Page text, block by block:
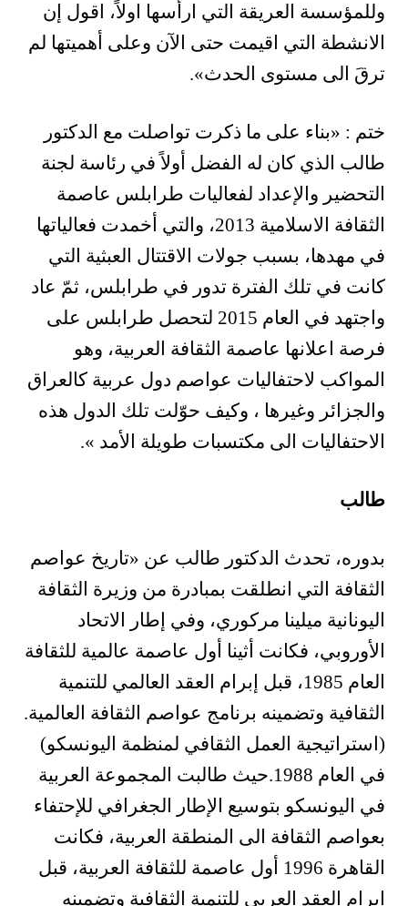
وللمؤسسة العريقة التي ارأسها اولاً، اقول إن
الانشطة التي اقيمت حتى الآن وعلى أهميتها لم
ترقَ الى مستوى الحدث».
ختم : «بناء على ما ذكرت تواصلت مع الدكتور
طالب الذي كان له الفضل أولاً في رئاسة لجنة
التحضير والإعداد لفعاليات طرابلس عاصمة
الثقافة الاسلامية 2013، والتي أخمدت فعالياتها
في مهدها، بسبب جولات الاقتتال العبثية التي
كانت في تلك الفترة تدور في طرابلس، ثمّ عاد
واجتهد في العام 2015 لتحصل طرابلس على
فرصة اعلانها عاصمة الثقافة العربية، وهو
المواكب لاحتفاليات عواصم دول عربية كالعراق
والجزائر وغيرها ، وكيف حوّلت تلك الدول هذه
الاحتفاليات الى مكتسبات طويلة الأمد ».
طالب
بدوره، تحدث الدكتور طالب عن «تاريخ عواصم
الثقافة التي انطلقت بمبادرة من وزيرة الثقافة
اليونانية ميلينا مركوري، وفي إطار الاتحاد
الأوروبي، فكانت أثينا أول عاصمة عالمية للثقافة
العام 1985، قبل إبرام العقد العالمي للتنمية
الثقافية وتضمينه برنامج عواصم الثقافة العالمية.
(استراتيجية العمل الثقافي لمنظمة اليونسكو)
في العام 1988.حيث طالبت المجموعة العربية
في اليونسكو بتوسيع الإطار الجغرافي للإحتفاء
بعواصم الثقافة الى المنطقة العربية، فكانت
القاهرة 1996 أول عاصمة للثقافة العربية، قبل
إبرام العقد العربي للتنمية الثقافية وتضمينه